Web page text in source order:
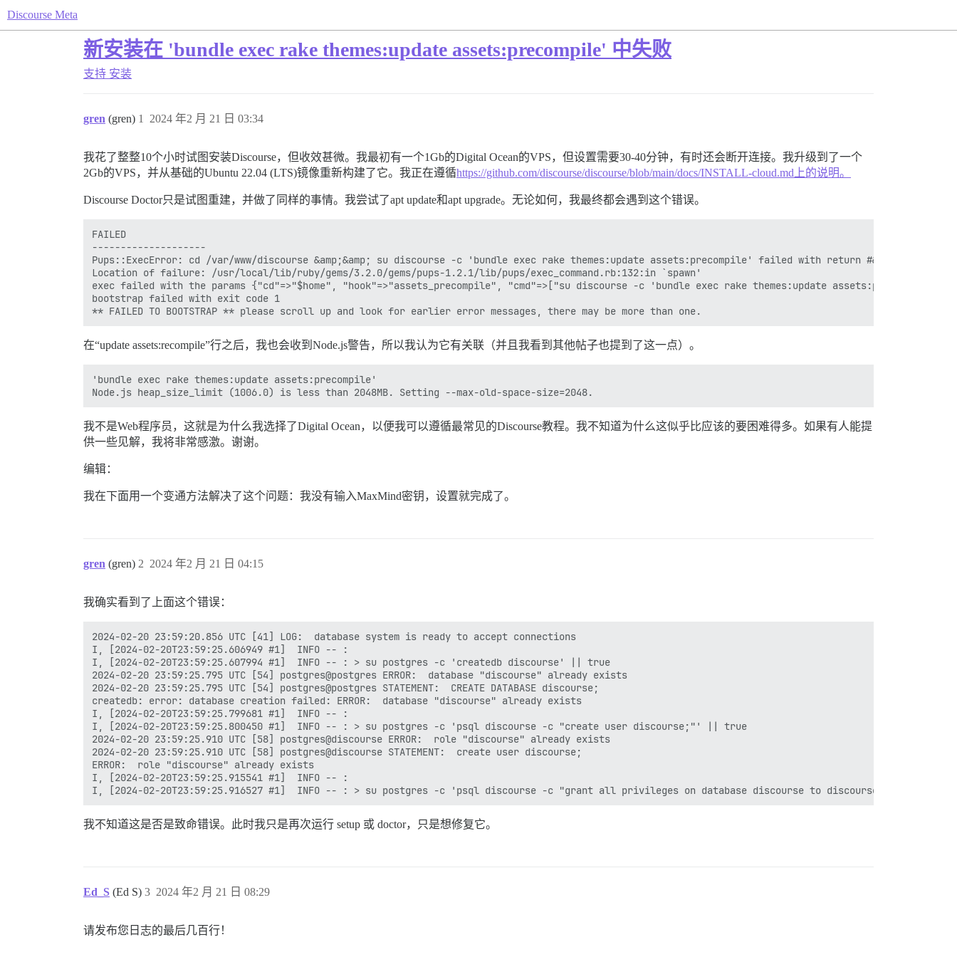
Discourse Meta
新安装在 'bundle exec rake themes:update assets:precompile' 中失败
支持 安装
gren (gren) 2024 年2 月 21 日 03:34
1
我花了整整10个小时试图安装Discourse，但收效甚微。我最初有一个1Gb的Digital Ocean的VPS，但设置需要30-40分钟，有时还会断开连接。我升级到了一个
2Gb的VPS，并从基础的Ubuntu 22.04 (LTS)镜像重新构建了它。我正在遵循https://github.com/discourse/discourse/blob/main/docs/INSTALL-cloud.md上的说明。
Discourse Doctor只是试图重建，并做了同样的事情。我尝试了apt update和apt upgrade。无论如何，我最终都会遇到这个错误。
FAILED
--------------------
Pups::ExecError: cd /var/www/discourse &amp;&amp; su discourse -c 'bundle exec rake themes:update assets:precompile' failed with return
Location of failure: /usr/local/lib/ruby/gems/3.2.0/gems/pups-1.2.1/lib/pups/exec_command.rb:132:in `spawn'
exec failed with the params {"cd"=>"$home", "hook"=>"assets_precompile", "cmd"=>["su discourse -c 'bundle exec rake themes:update assets:precompile'"]}
bootstrap failed with exit code 1
在“update assets:recompile”行之后，我也会收到Node.js警告，所以我认为它有关联（并且我看到其他帖子也提到了这一点）。
'bundle exec rake themes:update assets:precompile'
我不是Web程序员，这就是为什么我选择了Digital Ocean，以便我可以遵循最常见的Discourse教程。我不知道为什么这似乎比应该的要困难得多。如果有人能提
供一些见解，我将非常感激。谢谢。
编辑：
我在下面用一个变通方法解决了这个问题：我没有输入MaxMind密钥，设置就完成了。
gren (gren) 2024 年2 月 21 日 04:15
2
我确实看到了上面这个错误：
2024-02-20 23:59:20.856 UTC [41] LOG:  database system is ready to accept connections
I, [2024-02-20T23:59:25.606949 #1]  INFO -- :
I, [2024-02-20T23:59:25.607994 #1]  INFO -- : > su postgres -c 'createdb discourse' || true
2024-02-20 23:59:25.795 UTC [54] postgres@postgres ERROR:  database "discourse" already exists
2024-02-20 23:59:25.795 UTC [54] postgres@postgres STATEMENT:  CREATE DATABASE discourse;
createdb: error: database creation failed: ERROR:  database "discourse" already exists
I, [2024-02-20T23:59:25.799681 #1]  INFO -- :
I, [2024-02-20T23:59:25.800450 #1]  INFO -- : > su postgres -c 'psql discourse -c "create user discourse;"' || true
2024-02-20 23:59:25.910 UTC [58] postgres@discourse ERROR:  role "discourse" already exists
2024-02-20 23:59:25.910 UTC [58] postgres@discourse STATEMENT:  create user discourse;
ERROR:  role "discourse" already exists
I, [2024-02-20T23:59:25.915541 #1]  INFO -- :
我不知道这是否是致命错误。此时我只是再次运行 setup 或 doctor，只是想修复它。
Ed_S (Ed S) 2024 年2 月 21 日 08:29
3
请发布您日志的最后几百行！